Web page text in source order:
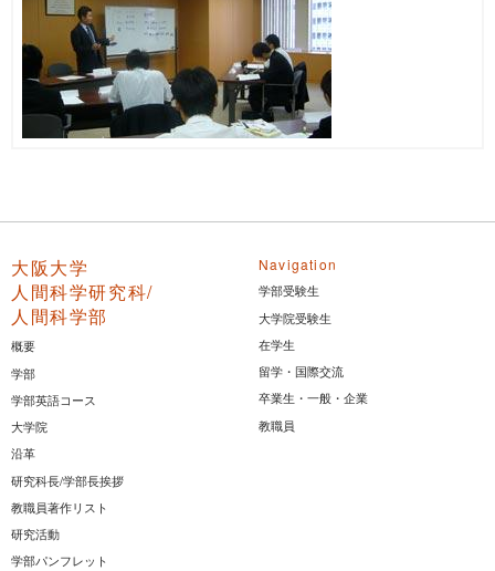
大阪大学
人間科学研究科/
人間科学部
概要
学部
学部英語コース
大学院
沿革
研究科長/学部長挨拶
教職員著作リスト
研究活動
学部パンフレット
Navigation
学部受験生
大学院受験生
在学生
留学・国際交流
卒業生・一般・企業
教職員